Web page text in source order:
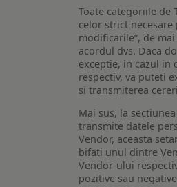
Toate categoriile de
celor strict
modificarile”, de
acordul dvs. Daca
exceptie, in cazul in
respectiv, va puteti
si transmiterea
Mai sus, la
transmite datele
Vendor, aceasta
bifati unul dintre
Vendor-ului
pozitive sau